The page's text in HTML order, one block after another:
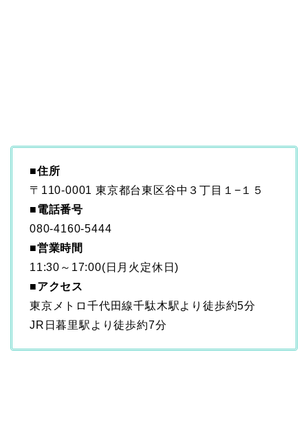
■住所
〒110-0001 東京都台東区谷中３丁目１−１５
■電話番号
080-4160-5444
■営業時間
11:30～17:00(日月火定休日)
■アクセス
東京メトロ千代田線千駄木駅より徒歩約5分
JR日暮里駅より徒歩約7分